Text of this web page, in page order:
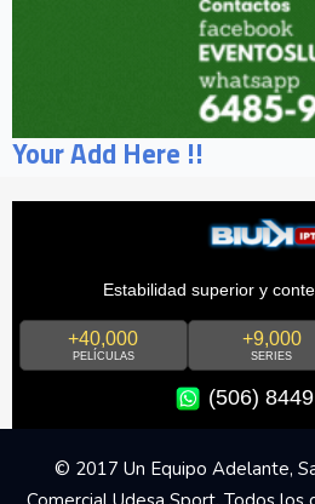
Your Add Here !!
Estabilidad superior y
+40,000
PELÍCULAS
+9,000
SERIES
(506)
© 2017 Un Equipo Adelante,